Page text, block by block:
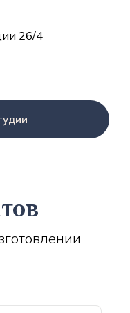
26/4